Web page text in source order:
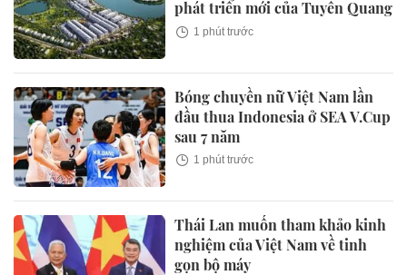
phát triển mới của Tuyên Quang
1 phút trước
Bóng chuyền nữ Việt Nam lần
đầu thua Indonesia ở SEA V.Cup
sau 7 năm
1 phút trước
Thái Lan muốn tham khảo kinh
nghiệm của Việt Nam về tinh
gọn bộ máy